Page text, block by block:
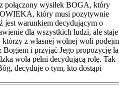
połączony wysiłek BOGA, który
który musi pozytywnie
jest warunkiem decydującym o
dla wszystkich ludzi, ale staje
z własnej wolnej woli
Bogiem i przyjąć Jego propozycję
wola pełni decydującą rolę. Tak
decyduje o tym, kto dostąpi